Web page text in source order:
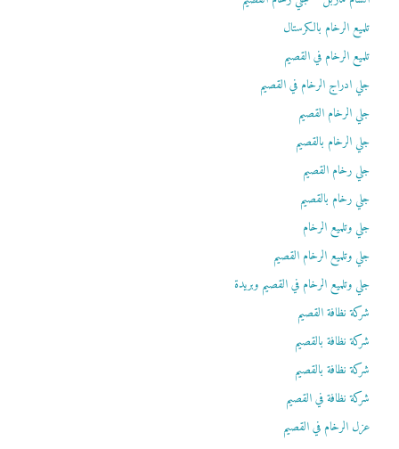
تلميع الرخام بالكرستال
تلميع الرخام في القصيم
جلي ادراج الرخام في القصيم
جلي الرخام القصيم
جلي الرخام بالقصيم
جلي رخام القصيم
جلي رخام بالقصيم
جلي وتلميع الرخام
جلي وتلميع الرخام القصيم
جلي وتلميع الرخام في القصيم وبريدة
شركة نظافة القصيم
شركة نظافة بالقصيم
شركة نظافة بالقصيم
شركة نظافة في القصيم
عزل الرخام في القصيم